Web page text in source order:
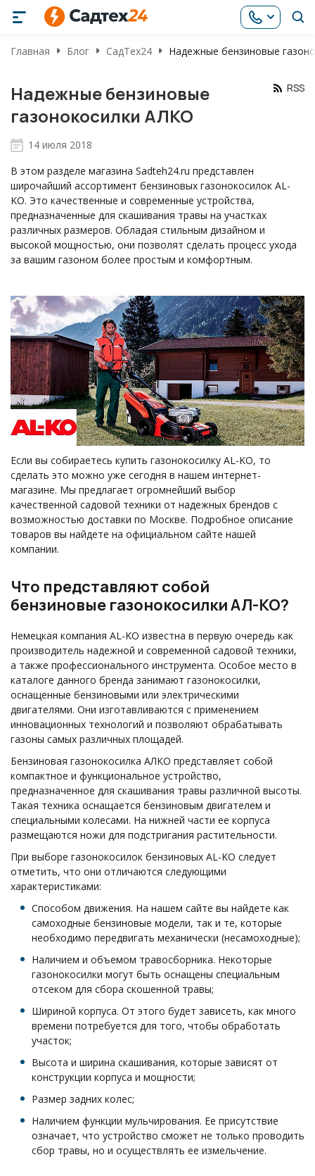
Главная Блог СадТех24 Надежные бензиновые
Надежные бензиновые
газонокосилки АЛКО
RSS
14 июля 2018
В этом разделе магазина Sadteh24.ru представлен
широчайший ассортимент бензиновых газонокосилок AL-
KO. Это качественные и современные устройства,
предназначенные для скашивания травы на участках
различных размеров. Обладая стильным дизайном и
высокой мощностью, они позволят сделать процесс ухода
за вашим газоном более простым и комфортным.
Если вы собираетесь купить газонокосилку AL-KO, то
сделать это можно уже сегодня в нашем интернет-
магазине. Мы предлагает огромнейший выбор
качественной садовой техники от надежных брендов с
возможностью доставки по Москве. Подробное описание
товаров вы найдете на официальном сайте нашей
компании.
Что представляют собой
бензиновые газонокосилки АЛ-КО?
Немецкая компания AL-KO известна в первую очередь как
производитель надежной и современной садовой техники,
а также профессионального инструмента. Особое место в
каталоге данного бренда занимают газонокосилки,
оснащенные бензиновыми или электрическими
двигателями. Они изготавливаются с применением
инновационных технологий и позволяют обрабатывать
газоны самых различных площадей.
Бензиновая газонокосилка АЛКО представляет собой
компактное и функциональное устройство,
предназначенное для скашивания травы различной высоты.
Такая техника оснащается бензиновым двигателем и
специальными колесами. На нижней части ее корпуса
размещаются ножи для подстригания растительности.
При выборе газонокосилок бензиновых AL-KO следует
отметить, что они отличаются следующими
характеристиками:
Способом движения. На нашем сайте вы найдете как
самоходные бензиновые модели, так и те, которые
необходимо передвигать механически (несамоходные);
Наличием и объемом травосборника. Некоторые
газонокосилки могут быть оснащены специальным
отсеком для сбора скошенной травы;
Шириной корпуса. От этого будет зависеть, как много
времени потребуется для того, чтобы обработать
участок;
Высота и ширина скашивания, которые зависят от
конструкции корпуса и мощности;
Размер задних колес;
Наличием функции мульчирования. Ее присутствие
означает, что устройство сможет не только проводить
сбор травы, но и осуществлять ее измельчение.